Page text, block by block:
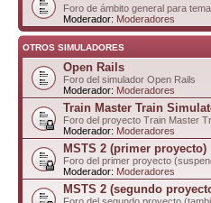
Foro de ámbito general para
Moderador: Moderadores
OTROS SIMULADORES
Open Rails
Foro del simulador Open Rails
Moderador: Moderadores
Train Master Train
Foro del proyecto Train Master
Moderador: Moderadores
MSTS 2 (primer proyecto)
Foro del primer proyecto
Moderador: Moderadores
MSTS 2 (segundo
Foro del segundo proyecto